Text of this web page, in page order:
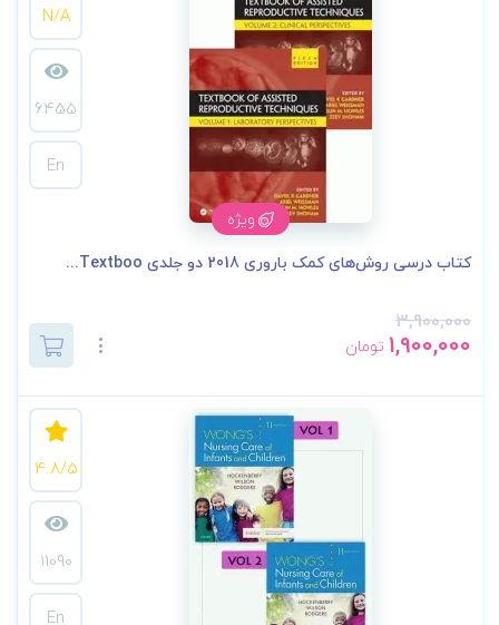
ویژه
N/A
6455
En
کتاب درسی روش‌های کمک باروری 2018 دو جلدی Textboo...
3,900,000
1,900,000 تومان
4.8/5
11090
En